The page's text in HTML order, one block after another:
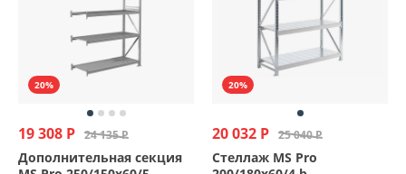
20%
19 308 Р 24 135 Р
Дополнительная секция
20%
20 032 Р 25 040 Р
Стеллаж MS Pro